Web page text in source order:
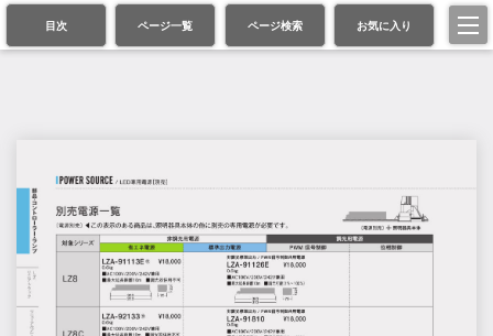
目次 ページ一覧 ページ検索 お気に入り